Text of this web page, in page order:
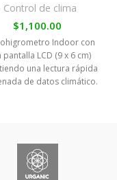
Control de clima
$1,100.00
Indoor con
pantalla LCD (9 x 6 cm)
una lectura rápida
de datos climático.